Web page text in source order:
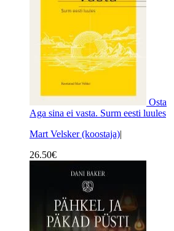
Osta
Aga sina ei vasta. Surm eesti luules
Mart Velsker (koostaja)
26.50€